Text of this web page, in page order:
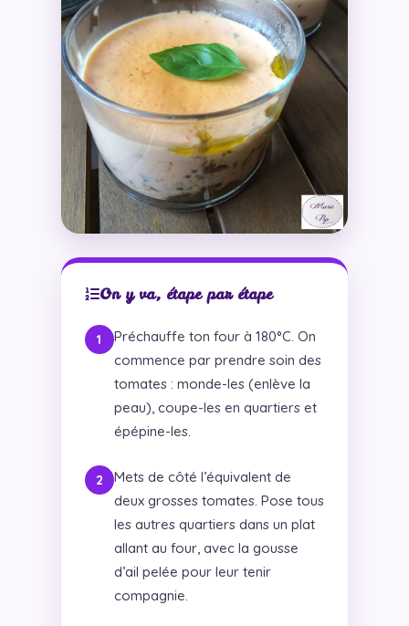
On y va, étape par étape
Préchauffe ton four à 180°C. On
commence par prendre soin des
tomates : monde-les (enlève la
peau), coupe-les en quartiers et
épépine-les.
Mets de côté l’équivalent de
deux grosses tomates. Pose tous
les autres quartiers dans un plat
allant au four, avec la gousse
d’ail pelée pour leur tenir
compagnie.